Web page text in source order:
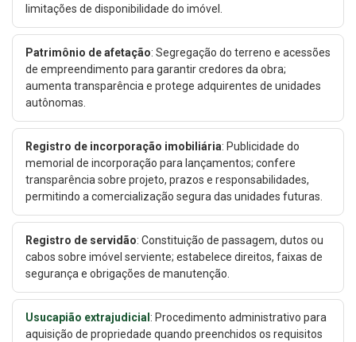
limitações de disponibilidade do imóvel.
Patrimônio de afetação: Segregação do terreno e acessões
de empreendimento para garantir credores da obra;
aumenta transparência e protege adquirentes de unidades
autônomas.
Registro de incorporação imobiliária: Publicidade do
memorial de incorporação para lançamentos; confere
transparência sobre projeto, prazos e responsabilidades,
permitindo a comercialização segura das unidades futuras.
Registro de servidão: Constituição de passagem, dutos ou
cabos sobre imóvel serviente; estabelece direitos, faixas de
segurança e obrigações de manutenção.
Usucapião extrajudicial : Procedimento administrativo para
aquisição de propriedade quando preenchidos os requisitos